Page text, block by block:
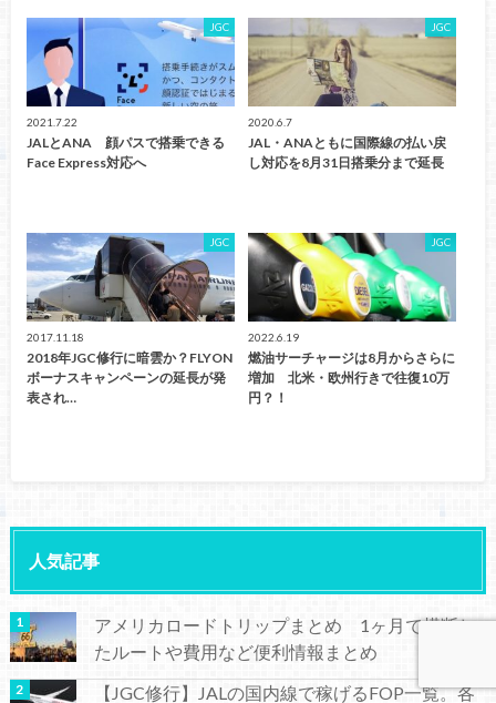
JGC
2021.7.22
JALとANA 顔パスで搭乗できる
Face Express対応へ
JGC
2020.6.7
JAL・ANAともに国際線の払い戻
し対応を8月31日搭乗分まで延長
JGC
2017.11.18
2018年JGC修行に暗雲か？FLYON
ボーナスキャンペーンの延長が発
表され…
JGC
2022.6.19
燃油サーチャージは8月からさらに
増加 北米・欧州行きで往復10万
円？！
人気記事
アメリカロードトリップまとめ 1ヶ月で横断し
たルートや費用など便利情報まとめ
【JGC修行】JALの国内線で稼げるFOP一覧。各